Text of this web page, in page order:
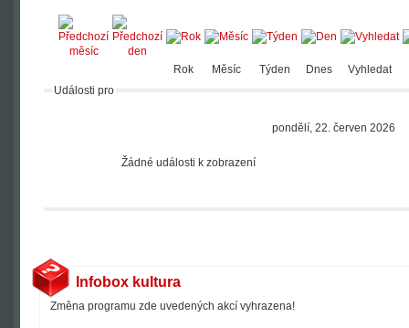
Rok Měsíc Týden Dnes
Vyhledat
Události pro
pondělí, 22. červen 2026
Žádné události k zobrazení
Infobox kultura
Změna programu zde uvedených akcí vyhrazena!